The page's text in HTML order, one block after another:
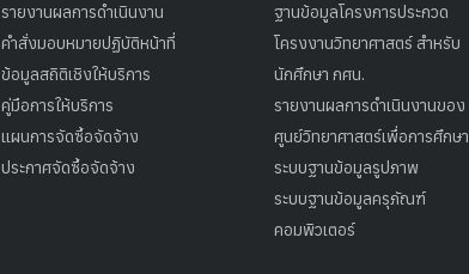
รายงานผลการดำเนินงาน
คำสั่งมอบหมายปฏิบัติหน้าที่
ข้อมูลสถิติเชิงให้บริการ
คู่มือการให้บริการ
แผนการจัดซื้อจัดจ้าง
ประกาศจัดซื้อจัดจ้าง
ฐานข้อมูลโครงการประกวด
โครงงานวิทยาศาสตร์ สำหรับ
นักศึกษา กศน.
รายงานผลการดำเนินงานของ
ศูนย์วิทยาศาสตร์เพื่อการศึกษา
ระบบฐานข้อมูลรูปภาพ
ระบบฐานข้อมูลครุภัณฑ์
คอมพิวเตอร์